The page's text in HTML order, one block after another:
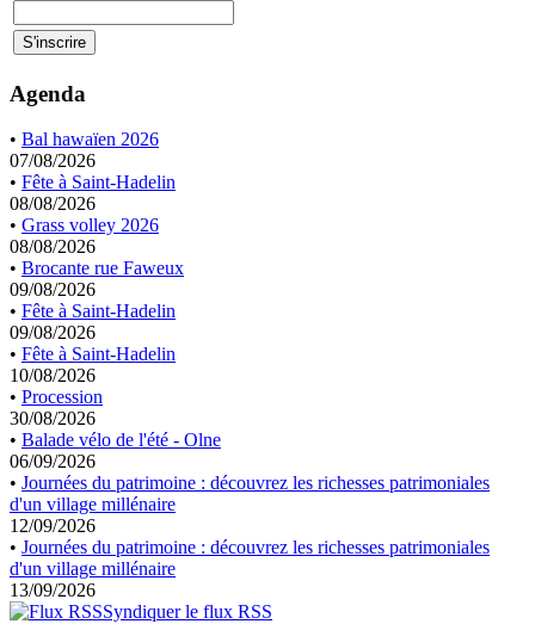
Agenda
• Bal hawaïen 2026
07/08/2026
• Fête à Saint-Hadelin
08/08/2026
• Grass volley 2026
08/08/2026
• Brocante rue Faweux
09/08/2026
• Fête à Saint-Hadelin
09/08/2026
• Fête à Saint-Hadelin
10/08/2026
• Procession
30/08/2026
• Balade vélo de l'été - Olne
06/09/2026
• Journées du patrimoine : découvrez les richesses patrimoniales
d'un village millénaire
12/09/2026
• Journées du patrimoine : découvrez les richesses patrimoniales
d'un village millénaire
13/09/2026
Syndiquer le flux RSS